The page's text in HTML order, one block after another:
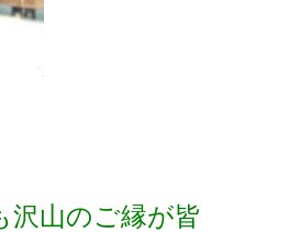
沢山のご縁が皆